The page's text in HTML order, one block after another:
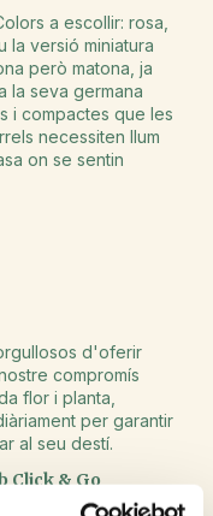
a escollir: rosa,
la versió miniatura
però matona, ja
la seva germana
i compactes que les
necessiten llum
on se sentin
d'oferir
compromís
flor i planta,
per garantir
al seu destí.
Click & Go
per recollir la